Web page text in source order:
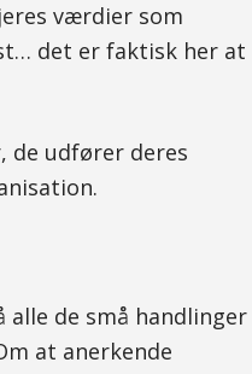
værdier som
det er faktisk her at
de udfører deres
de små handlinger
at anerkende